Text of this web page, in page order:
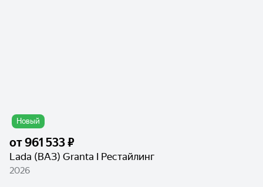
Новый
от961 533 ₽
Lada (ВАЗ) Granta I Рестайлинг
2026